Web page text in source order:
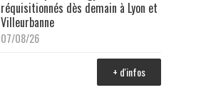
réquisitionnés dès demain à Lyon et
Villeurbanne
07/08/26
+ d'infos